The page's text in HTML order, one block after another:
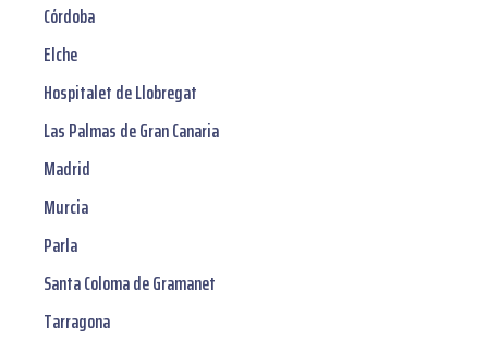
Córdoba
Elche
Hospitalet de Llobregat
Las Palmas de Gran Canaria
Madrid
Murcia
Parla
Santa Coloma de Gramanet
Tarragona